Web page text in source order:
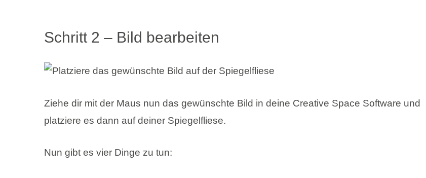
Schritt 2 – Bild bearbeiten
Ziehe dir mit der Maus nun das gewünschte Bild in deine Creative Space Software und
platziere es dann auf deiner Spiegelfliese.
Nun gibt es vier Dinge zu tun: